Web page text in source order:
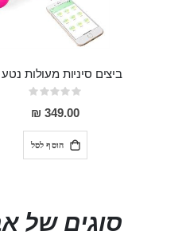
ביצים
Rating:
0%
349.00 ₪
הוסף לסל
סוגים של